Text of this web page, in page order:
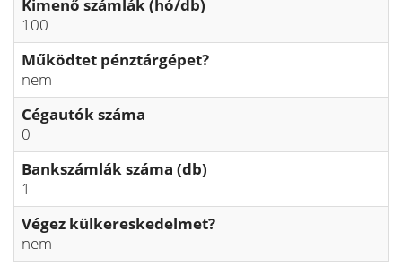
Kimenő számlák (hó/db)
100
Működtet pénztárgépet?
nem
Cégautók száma
0
Bankszámlák száma (db)
1
Végez külkereskedelmet?
nem